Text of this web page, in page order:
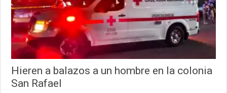
Hieren a balazos a un hombre en la colonia
San Rafael